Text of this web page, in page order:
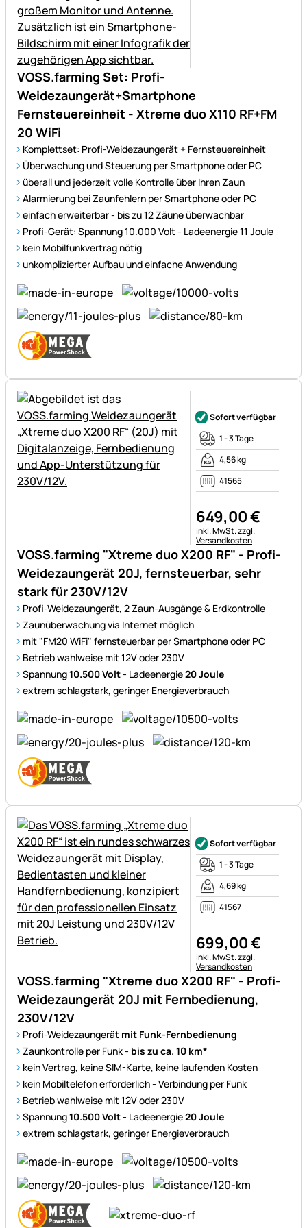
VOSS.farming Set: Profi-
Weidezaungerät+Smartphone
Fernsteuereinheit - Xtreme duo X110 RF+FM
20 WiFi
Komplettset: Profi-Weidezaungerät + Fernsteuereinheit
Überwachung und Steuerung per Smartphone oder PC
überall und jederzeit volle Kontrolle über Ihren Zaun
Alarmierung bei Zaunfehlern per Smartphone oder PC
einfach erweiterbar - bis zu 12 Zäune überwachbar
Profi-Gerät: Spannung 10.000 Volt - Ladeenergie 11 Joule
kein Mobilfunkvertrag nötig
unkomplizierter Aufbau und einfache Anwendung
VOSS.farming "Xtreme duo X200 RF" - Profi-
Weidezaungerät 20J, fernsteuerbar, sehr
stark für 230V/12V
Profi-Weidezaungerät, 2 Zaun-Ausgänge & Erdkontrolle
Zaunüberwachung via Internet möglich
mit "FM20 WiFi" fernsteuerbar per Smartphone oder PC
Betrieb wahlweise mit 12V oder 230V
Spannung10.500 Volt- Ladeenergie20 Joule
extrem schlagstark, geringer Energieverbrauch
Sofort verfügbar
1 - 3 Tage
4,56 kg
41565
649,00€
Steuerhinweis:
inkl. MwSt.zzgl.
Versandkosten
VOSS.farming "Xtreme duo X200 RF" - Profi-
Weidezaungerät 20J mit Fernbedienung,
230V/12V
Profi-Weidezaungerät mit Funk-Fernbedienung
Zaunkontrolle per Funk - bis zu ca. 10 km*
kein Vertrag, keine SIM-Karte, keine laufenden Kosten
kein Mobiltelefon erforderlich - Verbindung per Funk
Betrieb wahlweise mit 12V oder 230V
Spannung10.500 Volt- Ladeenergie20 Joule
extrem schlagstark, geringer Energieverbrauch
Sofort verfügbar
1 - 3 Tage
4,69 kg
41567
699,00€
Steuerhinweis:
inkl. MwSt.zzgl.
Versandkosten